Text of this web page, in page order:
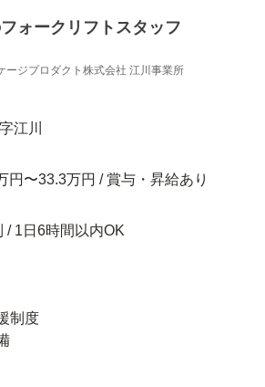
ォークリフトスタッフ
ージプロダクト株式会社 江川事業所
江川
円〜33.3万円 / 賞与・昇給あり
/ 1日6時間以内OK
制度